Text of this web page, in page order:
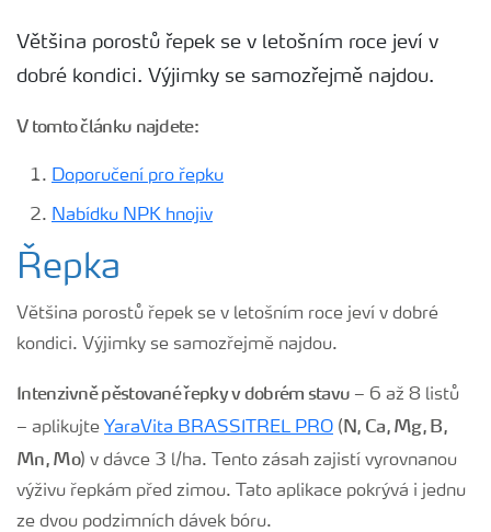
Většina porostů řepek se v letošním roce jeví v
dobré kondici. Výjimky se samozřejmě najdou.
V tomto článku najdete:
Doporučení pro řepku
Nabídku NPK hnojiv
Řepka
Většina porostů řepek se v letošním roce jeví v dobré
kondici. Výjimky se samozřejmě najdou.
Intenzivně pěstované řepky v dobrém stavu – 6 až 8 listů
– aplikujte YaraVita BRASSITREL PRO (N, Ca, Mg, B,
Mn, Mo) v dávce 3 l/ha. Tento zásah zajistí vyrovnanou
výživu řepkám před zimou. Tato aplikace pokrývá i jednu
ze dvou podzimních dávek bóru.